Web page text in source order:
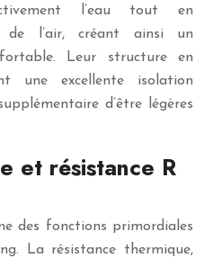
l’eau tout en
de l’air, créant ainsi un
Leur structure en
une excellente isolation
d’être légères
et résistance R
des fonctions primordiales
La résistance thermique,